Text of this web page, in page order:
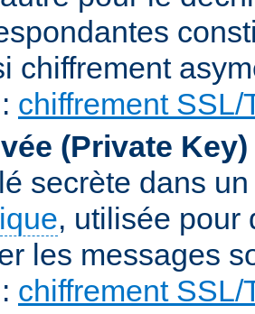
chiffrement
chiffrement SSL/
(Private Key)
secrète dans
, utilisée pour
les messages
chiffrement SSL/